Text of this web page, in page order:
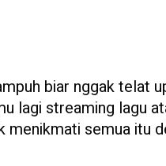
biar nggak telat
lagi streaming lagu
menikmati semua itu